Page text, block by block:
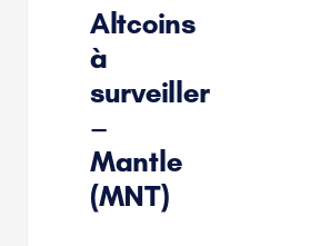
Altcoins
à
surveiller
–
Mantle
(MNT)